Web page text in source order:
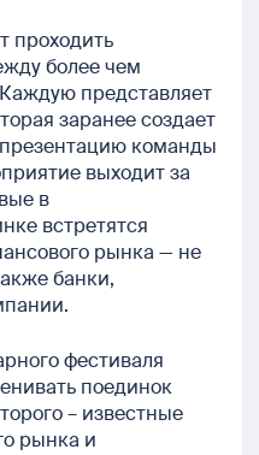
проходить
более чем
представляет
заранее создает
команды
выходит за
в
встретятся
рынка — не
банки,
фестиваля
поединок
– известные
рынка и